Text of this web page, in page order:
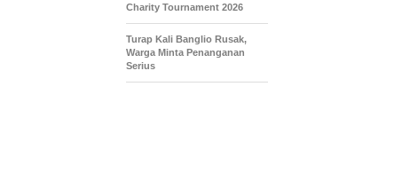
Charity Tournament 2026
Turap Kali Banglio Rusak,
Warga Minta Penanganan
Serius